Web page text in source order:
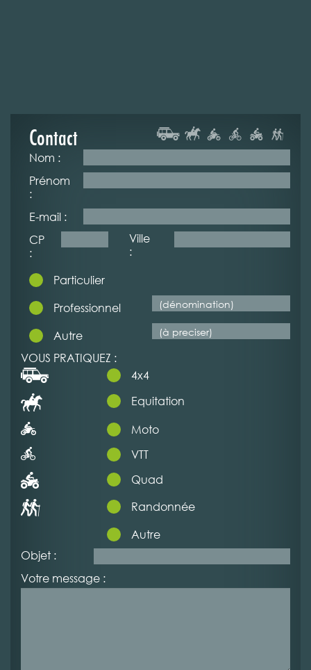
Contact
Nom :
Prénom
:
E-mail :
CP
:
Ville
:
Particulier
Professionnel
Autre
VOUS PRATIQUEZ :
4x4
Equitation
Moto
VTT
Quad
Randonnée
Autre
Objet :
Votre message :